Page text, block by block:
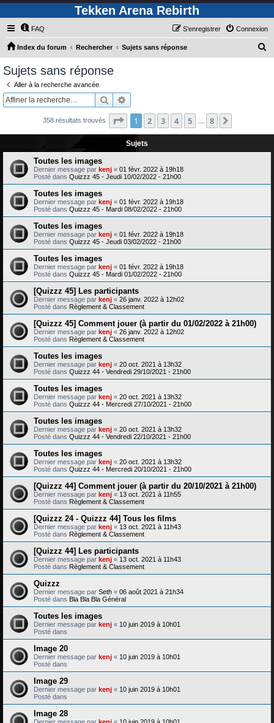
Tekken Arena Rebirth
FAQ Connexion
S’enregistrer
Index du forum Rechercher Sujets sans réponse
c
Sujets sans réponse
Aller à la recherche avancée
Rechercher
358 résultats trouvés Page 1sur8
1 2 3 4 5 8
Sujets
Toutes les images
Dernier message par kenj « 01 févr. 2022 à 19h18
Posté dans Quizzz 45 - Jeudi 10/02/2022 - 21h00
Toutes les images
Dernier message par kenj « 01 févr. 2022 à 19h18
Posté dans Quizzz 45 - Mardi 08/02/2022 - 21h00
Toutes les images
Dernier message par kenj « 01 févr. 2022 à 19h18
Posté dans Quizzz 45 - Jeudi 03/02/2022 - 21h00
Toutes les images
Dernier message par kenj « 01 févr. 2022 à 19h18
Posté dans Quizzz 45 - Mardi 01/02/2022 - 21h00
[Quizzz 45] Les participants
Dernier message par kenj « 26 janv. 2022 à 12h02
Posté dans Règlement & Classement
[Quizzz 45] Comment jouer (à partir du 01/02/2022 à 21h00)
Dernier message par kenj « 26 janv. 2022 à 12h02
Posté dans Règlement & Classement
Toutes les images
Dernier message par kenj « 20 oct. 2021 à 13h32
Posté dans Quizzz 44 - Vendredi 29/10/2021 - 21h00
Toutes les images
Dernier message par kenj « 20 oct. 2021 à 13h32
Posté dans Quizzz 44 - Mercredi 27/10/2021 - 21h00
Toutes les images
Dernier message par kenj « 20 oct. 2021 à 13h32
Posté dans Quizzz 44 - Vendredi 22/10/2021 - 21h00
Toutes les images
Dernier message par kenj « 20 oct. 2021 à 13h32
Posté dans Quizzz 44 - Mercredi 20/10/2021 - 21h00
[Quizzz 44] Comment jouer (à partir du 20/10/2021 à 21h00)
Dernier message par kenj « 13 oct. 2021 à 11h55
Posté dans Règlement & Classement
[Quizzz 24 - Quizzz 44] Tous les films
Dernier message par kenj « 13 oct. 2021 à 11h43
Posté dans Règlement & Classement
[Quizzz 44] Les participants
Dernier message par kenj « 13 oct. 2021 à 11h43
Posté dans Règlement & Classement
Quizzz
Dernier message par Seth « 06 août 2021 à 21h34
Posté dans Bla Bla Bla Général
Toutes les images
Dernier message par kenj « 10 juin 2019 à 10h01
Posté dans
Image 20
Dernier message par kenj « 10 juin 2019 à 10h01
Posté dans
Image 29
Dernier message par kenj « 10 juin 2019 à 10h01
Posté dans
Image 28
Dernier message par kenj « 10 juin 2019 à 10h01